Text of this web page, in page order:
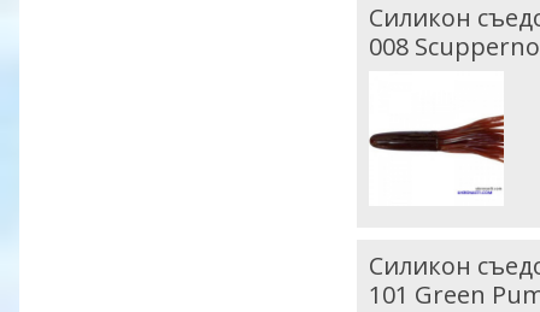
Силикон
008
Силикон
101 Green